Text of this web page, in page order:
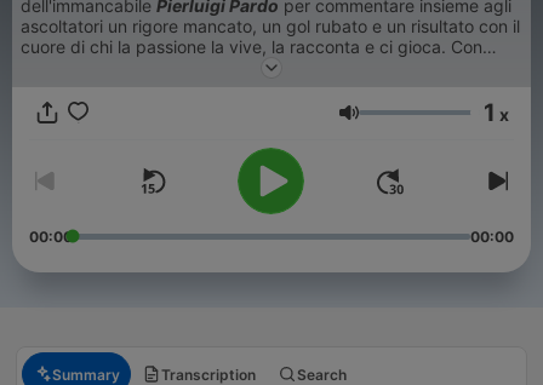
dell'immancabile Pierluigi Pardo per commentare insieme agli
ascoltatori un rigore mancato, un gol rubato e un risultato con il
cuore di chi la passione la vive, la racconta e ci gioca. Con
imitazioni, tic, smorfie, scherzi da spogliatoio e ironia
appena finite, in cui da casa o dallo stadio gli ascoltatori
possono dire la loro perché sono sempre convocati.
Volume 1 x
00:00 00:00
Summary Transcription Search